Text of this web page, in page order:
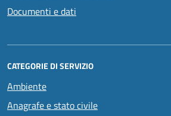
Documenti e dati
CATEGORIE DI SERVIZIO
Ambiente
Anagrafe e stato civile